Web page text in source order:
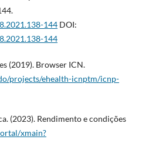
144DOI:
144
(2019). Browser ICN.
projects/ehealth-icnptm/icnp-
(2023). Rendimento e condições
xmain?